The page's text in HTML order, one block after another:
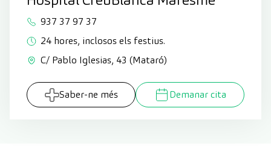
937 37 97 37
24 hores, inclosos els festius.
C/ Pablo Iglesias, 43 (Mataró)
Saber-ne més Demanar cita